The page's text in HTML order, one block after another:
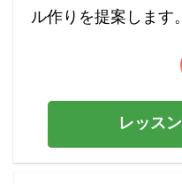
ル作りを提案します。
レッス